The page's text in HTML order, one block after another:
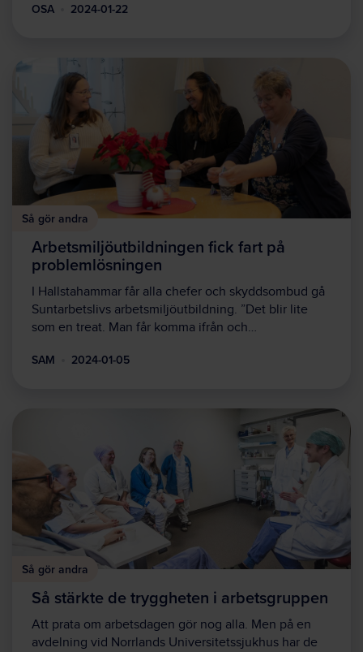
OSA 2024-01-22
Så gör andra
Arbetsmiljöutbildningen fick fart på
problemlösningen
I Hallstahammar får alla chefer och skyddsombud gå
Suntarbetslivs arbetsmiljöutbildning. ”Det blir lite
som en treat. Man får komma ifrån och…
SAM 2024-01-05
Så gör andra
Så stärkte de tryggheten i arbetsgruppen
Att prata om arbetsdagen gör nog alla. Men på en
avdelning vid Norrlands Universitetssjukhus har de